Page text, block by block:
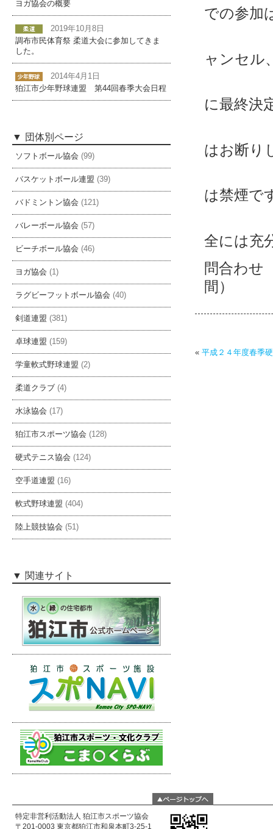
での参加
ャンセル
に最終決
はお断り
は禁煙で
全には充
問合わせ
間）
« 平成２４年度春季
ヨガ協会の概要
2019年10月8日
調布市民体育祭 柔道大会に参加してきま
した。
2014年4月1日
狛江市少年野球連盟 第44回春季大会日程
団体別ページ
ソフトボール協会 (99)
バスケットボール連盟 (39)
バドミントン協会 (121)
バレーボール協会 (57)
ビーチボール協会 (46)
ヨガ協会 (1)
ラグビーフットボール協会 (40)
剣道連盟 (381)
卓球連盟 (159)
学童軟式野球連盟 (2)
柔道クラブ (4)
水泳協会 (17)
狛江市スポーツ協会 (128)
硬式テニス協会 (124)
空手道連盟 (16)
軟式野球連盟 (404)
陸上競技協会 (51)
関連サイト
特定非営利活動法人 狛江市スポーツ協会
〒201-0003 東京都狛江市和泉本町3-25-1